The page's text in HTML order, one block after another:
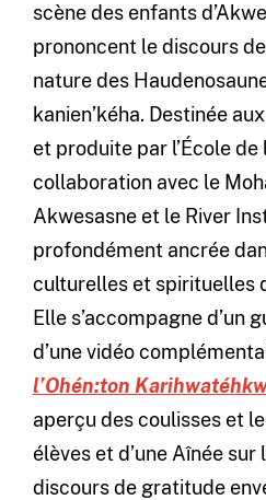
scène des enfants
prononcent le discours
nature des
kanien’kéha. Destinée
et produite par l’École de
collaboration avec le
Akwesasne et le River
profondément ancrée
culturelles et spirituelles
Elle s’accompagne d’un
d’une vidéo
l’Ohén:ton
aperçu des coulisses et
élèves et d’une Aînée
discours de gratitude